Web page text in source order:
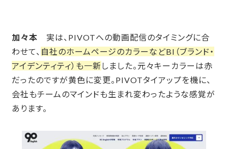
加々本 実は、PIVOTへの動画配信のタイミングに合
わせて、 自社のホームページのカラーなどBI（ブランド・
アイデンティティ）も一新 しました。元々キーカラーは赤
だったのですが黄色に変更。PIVOTタイアップを機に、
会社もチームのマインドも生まれ変わったような感覚が
あります。